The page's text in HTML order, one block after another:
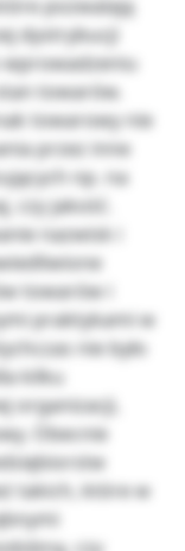
pozwalają
dystrybucji
towarów.
towarowy nie
przez inne
np. na
czy jakość.
nazwisk i
towarów i
praktykami w
nie było
kilku
organizacji,
Obecnie
takich, które w